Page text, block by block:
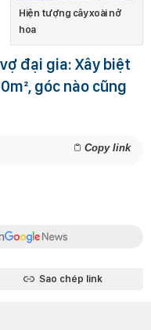
Hiện tượng cây xoài nở
hoa
đại gia: Xây biệt
góc nào cũng
Copy link
Sao chép link